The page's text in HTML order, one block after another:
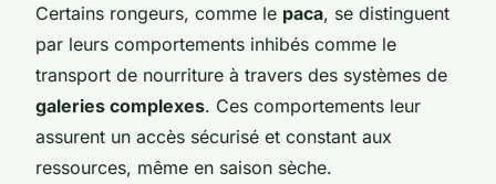
Certains rongeurs, comme le paca, se distinguent
par leurs comportements inhibés comme le
transport de nourriture à travers des systèmes de
galeries complexes. Ces comportements leur
assurent un accès sécurisé et constant aux
ressources, même en saison sèche.